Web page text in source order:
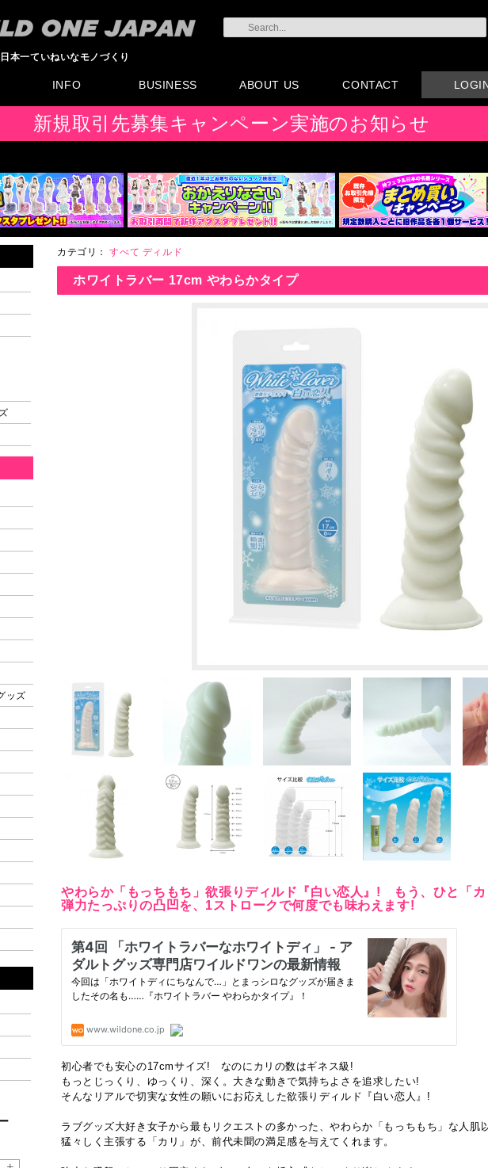
日本一ていねいなモノづくり
INFO
製品情報
お知らせ
イベント・展示会
メディア掲載
BUSINESS
会員登録
注文方法・卸売りにつ
いて
FAX注文書
カタログ
販促物配布
代理店契約について
ABOUT US
取り扱い店リスト
CONTACT
お問い合わせ
付属品販売(一般のお
客様向け)
アイディア募集
新規取引先募集キャンペーン実施のお知らせ
ッズ
カテゴリ：すべて ディルド
ホワイトラバー 17cm やわらかタイプ
やわらか「もっちもち」欲張りディルド『白い恋人』! もう、ひと「
弾力たっぷりの凸凹を、1ストロークで何度でも味わえます!
初心者でも安心の17cmサイズ! なのにカリの数はギネス級!
もっとじっくり、ゆっくり、深く。大きな動きで気持ちよさを追求したい!
そんなリアルで切実な女性の願いにお応えした欲張りディルド『白い恋人』!
ラブグッズ大好き女子から最もリクエストの多かった、やわらか「もっちもち」な人肌
猛々しく主張する「カリ」が、前代未聞の満足感を与えてくれます。